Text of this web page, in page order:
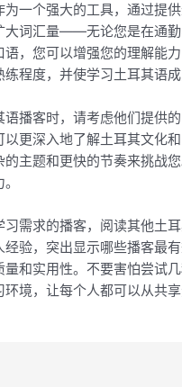
为一个强大的工具，通过提
大词汇量——无论您是在通
语，您可以增强您的理解能
练程度，并使学习土耳其语
播客时，请考虑他们提供
更深入地了解土耳其文化
的主题和更快的节奏来挑战
习需求的播客，阅读其他土
经验，突出显示哪些播客最
和实用性。不要害怕尝试
境，让每个人都可以从共